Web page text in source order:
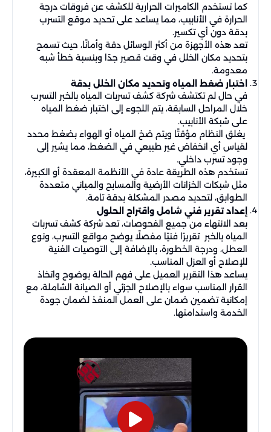
كما تستخدم الكاميرات الحرارية للكشف عن فروقات درجة
الحرارة في الأنابيب، مما يساعد على تحديد موقع التسرب
بدقة دون أي تكسير.
تعد هذه الأجهزة من أكثر الوسائل دقة وأمانًا، حيث تسمح
بتحديد مكان الخلل في وقت قصير جدًا وبنسبة خطأ شبه
معدومة.
اختبار ضغط المياه وتحديد مكان الخلل بدقة
في حال لم تكتشف شركة كشف تسربات المياه بالخبر التسرب
خلال المراحل السابقة، يتم اللجوء إلى اختبار ضغط المياه
على شبكة الأنابيب.
يغلق النظام مؤقتًا ويتم ضخ المياه أو الهواء بضغط محدد
لقياس أي انخفاض غير طبيعي في الضغط، مما يشير إلى
وجود تسرب داخلي.
تستخدم هذه الطريقة عادة في الأنظمة المعقدة أو الكبيرة،
مثل شبكات الخزانات الأرضية والمسابح والمباني متعددة
الطوابق، لتحديد مصدر المشكلة بدقة تامة.
إعداد تقرير فني شامل واقتراح الحلول
بعد الانتهاء من جميع الفحوصات، تعد شركة كشف تسربات
المياه بالخبر تقريرًا فنيًا مفصلًا يوضح مواقع التسرب، ونوع
العطل، ودرجة الخطورة، بالإضافة إلى التوصيات الفنية
للإصلاح أو العزل المناسب.
يساعد هذا التقرير العميل على فهم الحالة بوضوح واتخاذ
القرار المناسب سواء بالإصلاح الجزئي أو الصيانة الشاملة، مع
إمكانية تضمين ضمان على العمل المنفذ لضمان جودة
الخدمة واستدامتها.